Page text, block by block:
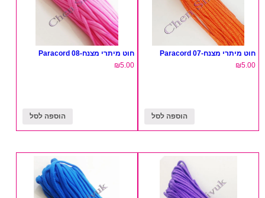
חוט מיתרי מצנח-07 Paracord
₪5.00
הוספה לסל
חוט מיתרי מצנח-08 Paracord
₪5.00
הוספה לסל